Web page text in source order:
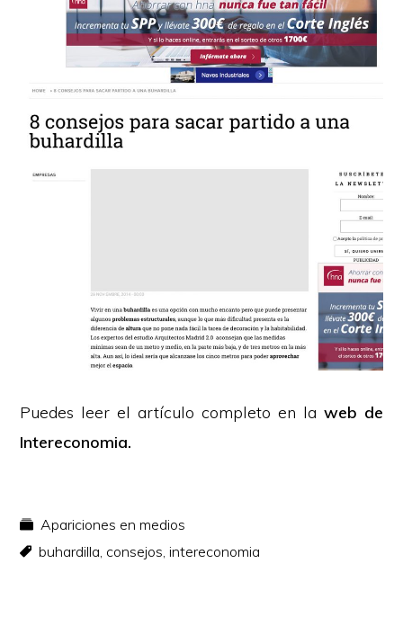
Puedes leer el artículo completo en la web de
Intereconomia.
Apariciones en medios
buhardilla, consejos,intereconomia